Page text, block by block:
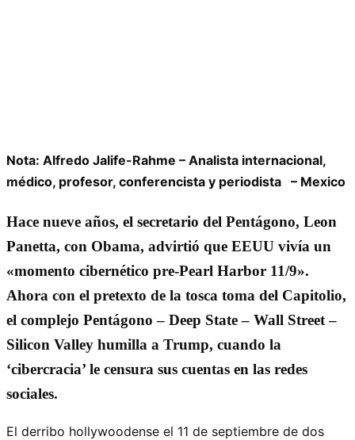
Nota: Alfredo Jalife-Rahme – Analista internacional,
médico, profesor, conferencista y periodista – Mexico
Hace nueve años, el secretario del Pentágono, Leon
Panetta, con Obama, advirtió que EEUU vivía un
«momento cibernético pre-Pearl Harbor 11/9».
Ahora con el pretexto de la tosca toma del Capitolio,
el complejo Pentágono – Deep State – Wall Street –
Silicon Valley humilla a Trump, cuando la
‘cibercracia’ le censura sus cuentas en las redes
sociales.
El derribo hollywoodense el 11 de septiembre de dos